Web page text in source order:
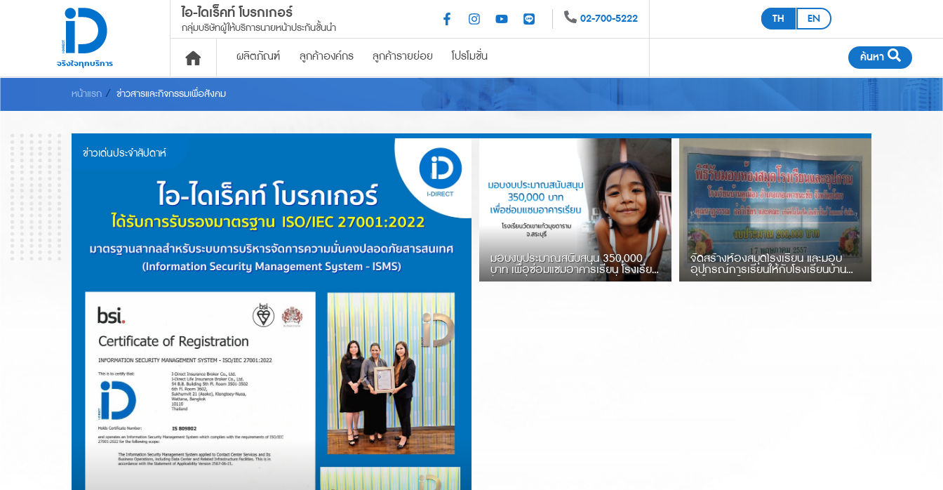
จริงใจทุกบริการ
ไอ-ไดเร็คท์ โบรกเกอร์
กลุ่มบริษัทผู้ให้บริการนายหน้าประกันชั้นนำ
02-700-5222 TH EN
ผลิตภัณฑ์
PA159 (ไมโครอินชัวรันส์)
อุ่นใจ หายห่วง
ประกันภัยโรคมะเร็ง
ลูกค้าองค์กร ลูกค้ารายย่อย โปรโมชั่น ค้นหา
หน้าแรก ข่าวสารและกิจกรรมเพื่อสังคม
​มอบงบประมาณสนับสนุน 350,000
บาท เพื่อซ่อมแซมอาคารเรียน โรงเรียน
วัดเขาแก้วมุขดาราม จ.สระบุรี
จัดสร้างห้องสมุดโรงเรียน และมอบ
อุปกรณ์การเรียนให้กับโรงเรียนบ้าน
คูเมือง จ.ยโสธร